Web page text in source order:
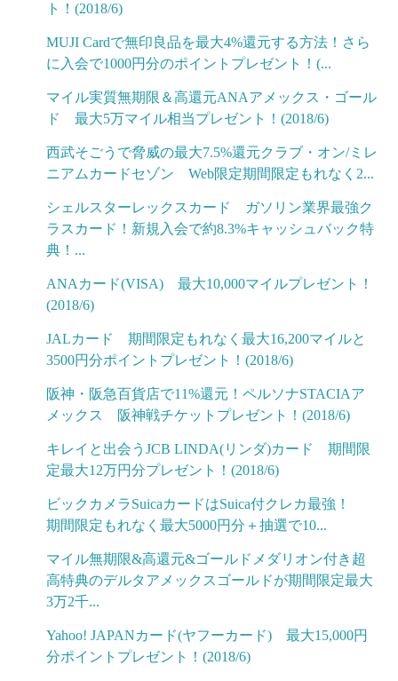
ト！(2018/6)
MUJI Cardで無印良品を最大4%還元する方法！さら
に入会で1000円分のポイントプレゼント！(...
マイル実質無期限＆高還元ANAアメックス・ゴール
ド 最大5万マイル相当プレゼント！(2018/6)
西武そごうで脅威の最大7.5%還元クラブ・オン/ミレ
ニアムカードセゾン Web限定期間限定もれなく2...
シェルスターレックスカード ガソリン業界最強ク
ラスカード！新規入会で約8.3%キャッシュバック特
典！...
ANAカード(VISA) 最大10,000マイルプレゼント！
(2018/6)
JALカード 期間限定もれなく最大16,200マイルと
3500円分ポイントプレゼント！(2018/6)
阪神・阪急百貨店で11%還元！ペルソナSTACIAア
メックス 阪神戦チケットプレゼント！(2018/6)
キレイと出会うJCB LINDA(リンダ)カード 期間限
定最大12万円分プレゼント！(2018/6)
ビックカメラSuicaカードはSuica付クレカ最強！
期間限定もれなく最大5000円分＋抽選で10...
マイル無期限&高還元&ゴールドメダリオン付き超
高特典のデルタアメックスゴールドが期間限定最大
3万2千...
Yahoo! JAPANカード(ヤフーカード) 最大15,000円
分ポイントプレゼント！(2018/6)